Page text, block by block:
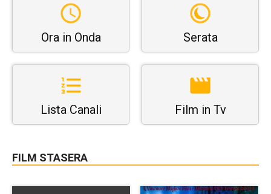
Ora in Onda Serata
Lista Canali Film in Tv
FILM STASERA